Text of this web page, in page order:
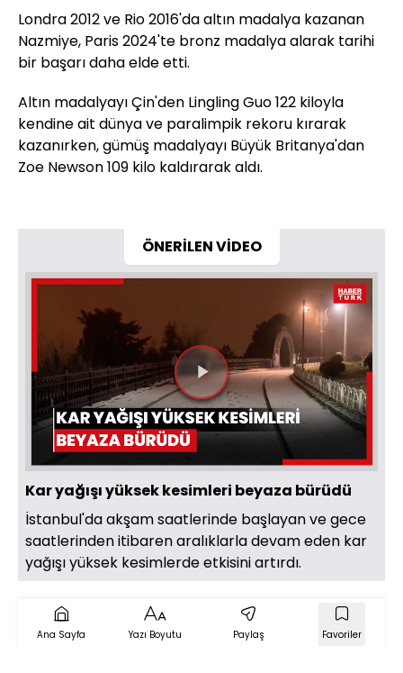
Londra 2012 ve Rio 2016'da altın madalya kazanan
Nazmiye, Paris 2024'te bronz madalya alarak tarihi
bir başarı daha elde etti.
Altın madalyayı Çin'den Lingling Guo 122 kiloyla
kendine ait dünya ve paralimpik rekoru kırarak
kazanırken, gümüş madalyayı Büyük Britanya'dan
Zoe Newson 109 kilo kaldırarak aldı.
ÖNERİLEN VİDEO
Videoyu
Oynat
Kar yağışı yüksek kesimleri beyaza bürüdü
İstanbul'da akşam saatlerinde başlayan ve gece
saatlerinden itibaren aralıklarla devam eden kar
yağışı yüksek kesimlerde etkisini artırdı.
Ana Sayfa Yazı Boyutu Paylaş Favoriler